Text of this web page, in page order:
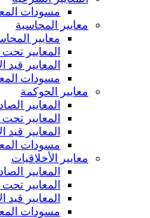
مسودات
معايير المحاسبة
معايير
المعايير
المعايير قيد
مسودات
معايير الحوكمة
المعايير
المعايير
المعايير قيد
مسودات
معايير الأخلاقيات
المعايير
المعايير
المعايير قيد
مسودات